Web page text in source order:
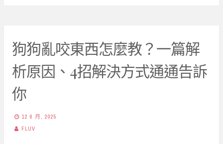
狗狗亂咬東西怎麼教？一篇解
析原因、4招解決方式通通告訴
你
12 6 月, 2025
FLUV